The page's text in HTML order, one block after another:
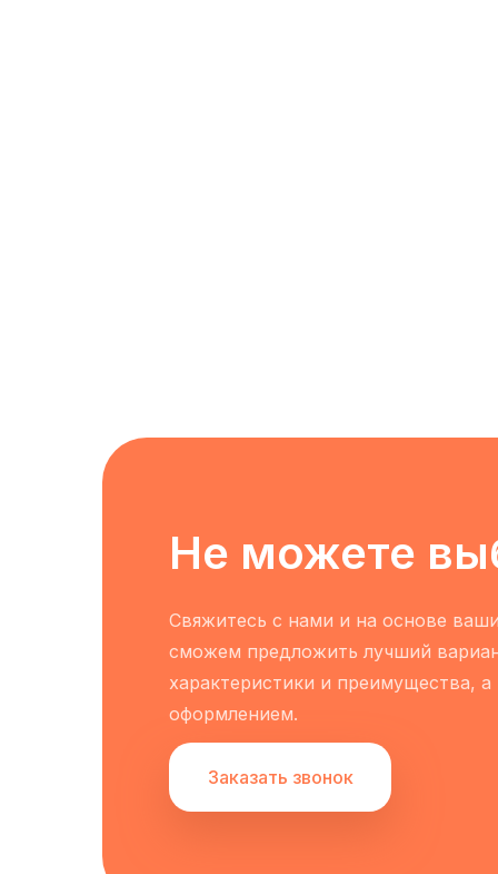
Свяжитесь с нами и на основе
сможем предложить лучший
характеристики и преимущества,
оформлением.
Не можете
Заказать звонок